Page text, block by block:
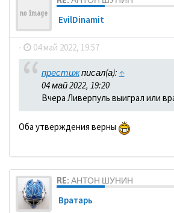
EvilDinamit
- 04 май 2022, 19:57
престижписал(а): ↑
04 май 2022, 19:20
Вчера Ливерпуль выиграл или
Оба утверждения верны
RE: АНТОН ШУНИН
Вратарь